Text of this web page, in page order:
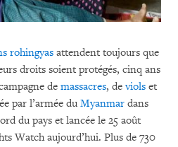
rohingyas attendent toujours que
droits soient protégés, cinq ans
de massacres, deviols et
par l’armée du Myanmar dans
du pays et lancée le 25 août
Watch aujourd’hui. Plus de 730